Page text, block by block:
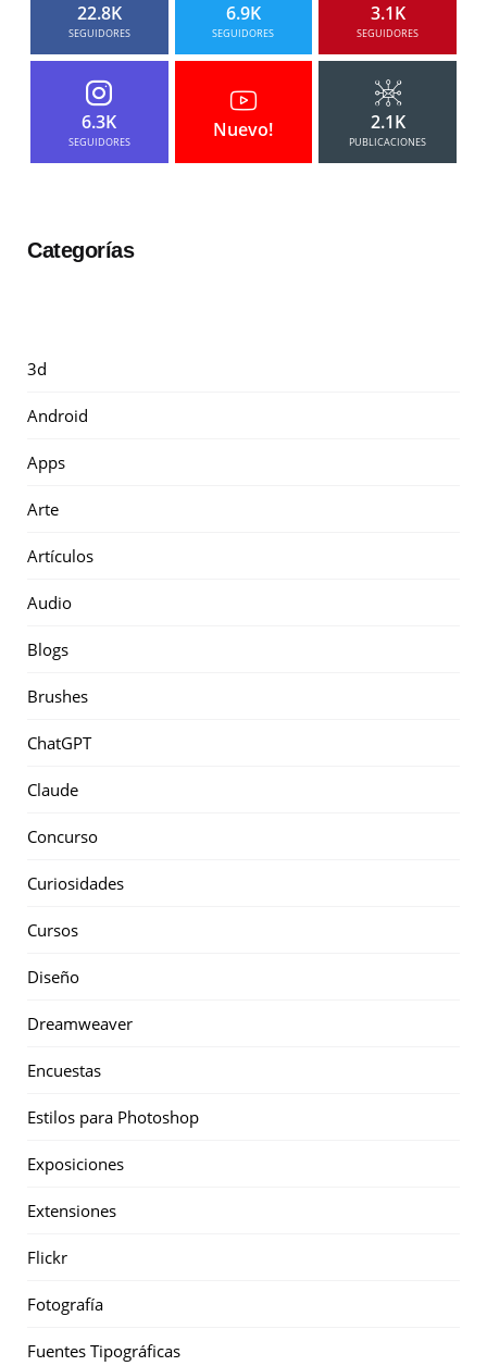
22.8K
SEGUIDORES
6.9K
SEGUIDORES
3.1K
SEGUIDORES
6.3K
SEGUIDORES
Nuevo! 2.1K
PUBLICACIONES
Categorías
3d
Android
Apps
Arte
Artículos
Audio
Blogs
Brushes
ChatGPT
Claude
Concurso
Curiosidades
Cursos
Diseño
Dreamweaver
Encuestas
Estilos para Photoshop
Exposiciones
Extensiones
Flickr
Fotografía
Fuentes Tipográficas